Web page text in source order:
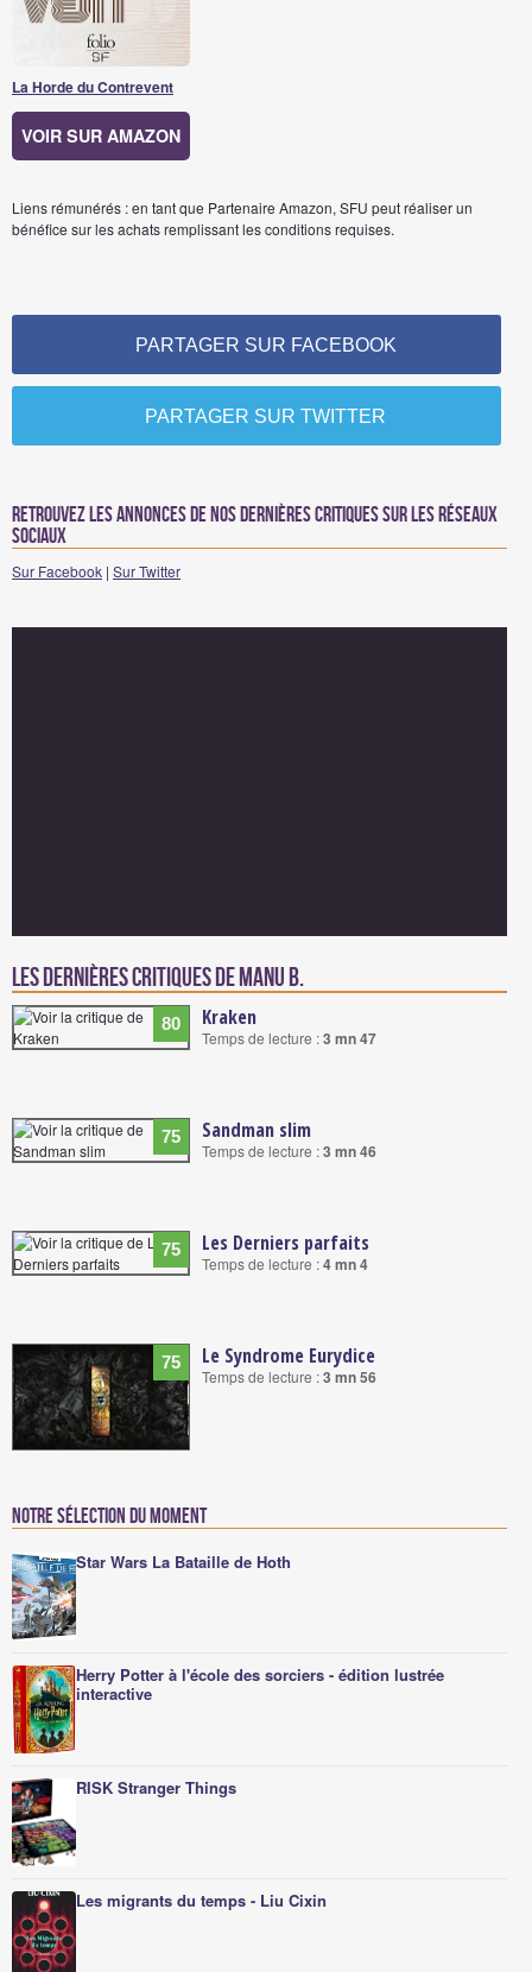
La Horde du Contrevent
VOIR SUR AMAZON
Liens rémunérés : en tant que Partenaire Amazon, SFU peut réaliser un
bénéfice sur les achats remplissant les conditions requises.
PARTAGER SUR FACEBOOK
PARTAGER SUR TWITTER
Retrouvez les annonces de nos dernières critiques sur les réseaux
sociaux
Sur Facebook | Sur Twitter
Les dernières critiques de Manu B.
80 Kraken
Temps de lecture :3 mn 47
75 Sandman slim
Temps de lecture :3 mn 46
75 Les Derniers parfaits
Temps de lecture :4 mn 4
75 Le Syndrome Eurydice
Temps de lecture :3 mn 56
Notre sélection du moment
Star Wars La Bataille de Hoth
Herry Potter à l'école des sorciers - édition lustrée
interactive
RISK Stranger Things
Les migrants du temps - Liu Cixin